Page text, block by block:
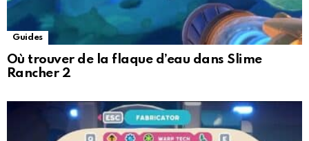
Guides
Où trouver de la flaque d’eau dans Slime
Rancher 2